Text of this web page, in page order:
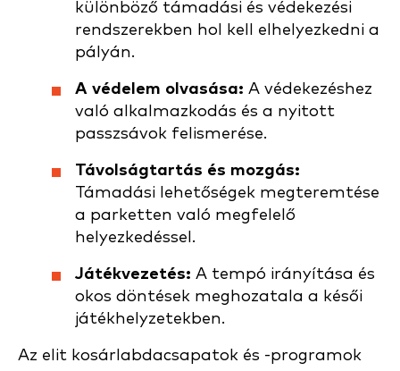
különböző támadási és védekezési
rendszerekben hol kell elhelyezkedni a
pályán.
A védelem olvasása: A védekezéshez
való alkalmazkodás és a nyitott
passzsávok felismerése.
Távolságtartás és mozgás:
Támadási lehetőségek megteremtése
a parketten való megfelelő
helyezkedéssel.
Játékvezetés: A tempó irányítása és
okos döntések meghozatala a késői
játékhelyzetekben.
Az elit kosárlabdacsapatok és -programok